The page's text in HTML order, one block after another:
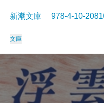
新潮文庫 978-4-10-
文庫